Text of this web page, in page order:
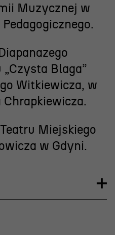
Muzycznej w
Blaga”
Witkiewicza, w
Chrapkiewicza.
Miejskiego
w Gdyni.